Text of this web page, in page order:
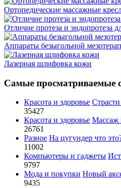
Ортопедические массажные
Отличие протеза и эндопротеза
Аппараты безыгольной
Лазерная шлифовка кожи
Самые просматриваемые
Красота и здоровье
35427
Красота и здоровье Массаж
26761
Разное На цугундер что
11002
Компьютеры и гаджеты
9797
Мода и покупки Новый
9435